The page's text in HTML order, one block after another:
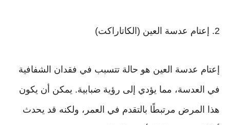
2. إعتام عدسة العين (الكاتاراكت)
إعتام عدسة العين هو حالة تتسبب في فقدان الشفافية
في العدسة، مما يؤدي إلى رؤية ضبابية. يمكن أن يكون
هذا المرض مرتبطًا بالتقدم في العمر، ولكنه قد يحدث